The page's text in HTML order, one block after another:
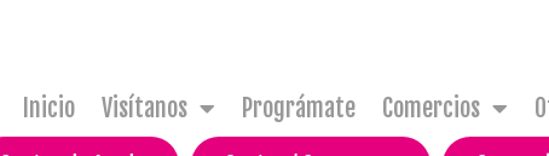
Inicio Visítanos Prográmate Comercios